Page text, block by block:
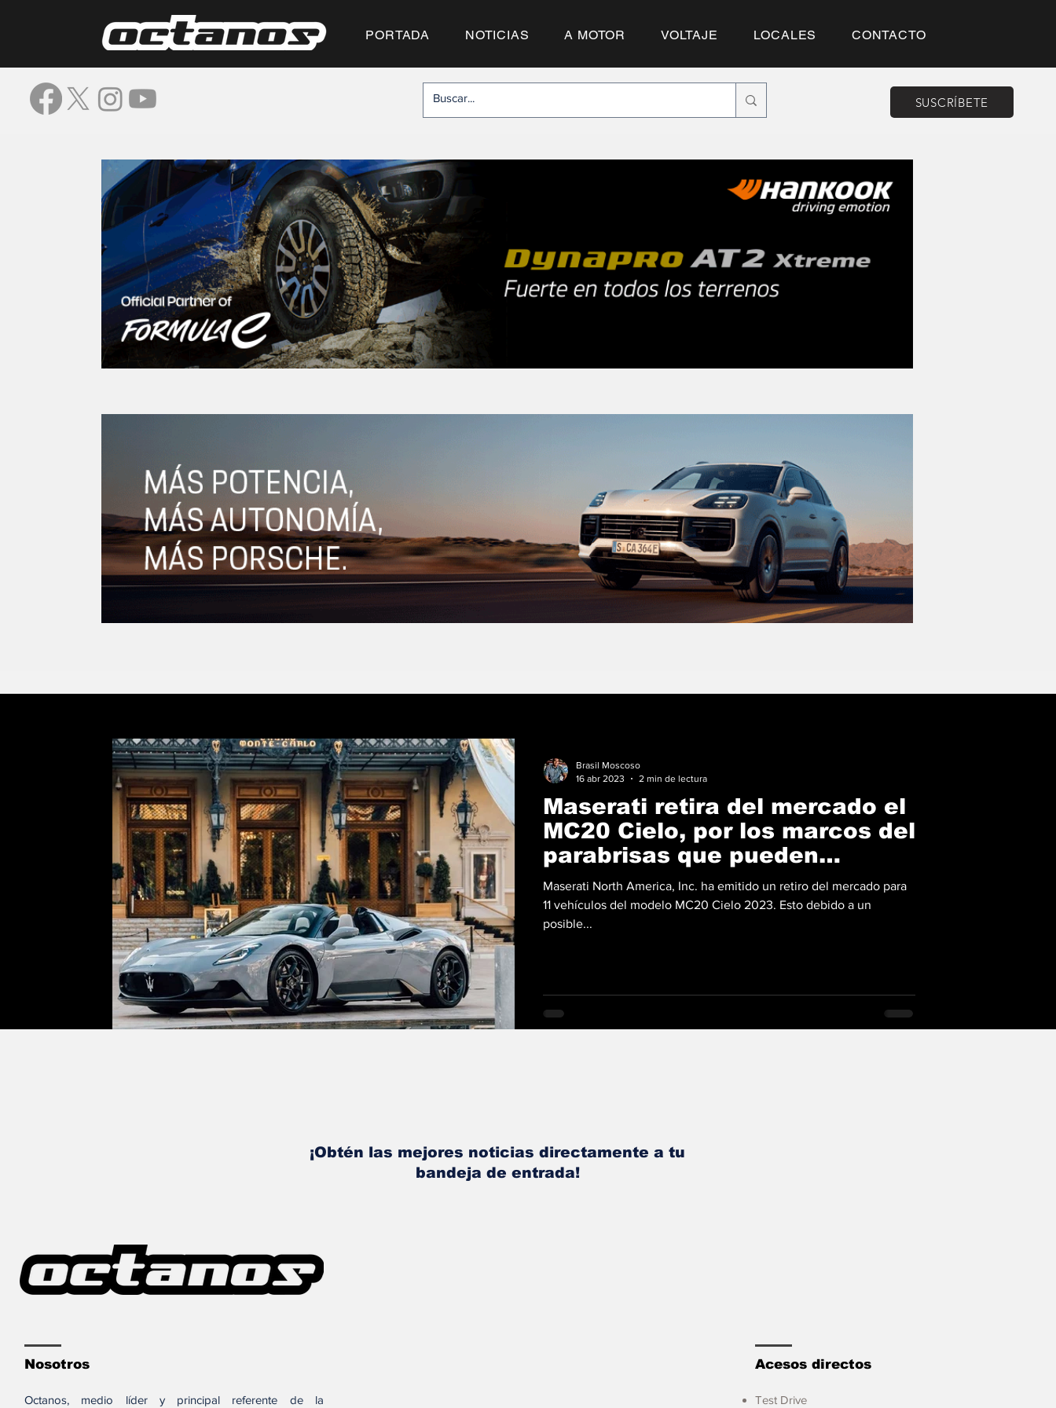
PORTADA NOTICIAS A MOTOR VOLTAJE LOCALES CONTACTO
SUSCRÍBETE
Maserati retira del mercado el
MC20 Cielo, por los marcos del
parabrisas que pueden
desprenderse
Maserati North America, Inc. ha emitido un retiro del mercado para
11 vehículos del modelo MC20 Cielo 2023. Esto debido a un
posible...
Brasil Moscoso
16 abr 2023
2 min de lectura
¡Obtén las mejores noticias directamente a tu
bandeja de entrada!
Nosotros
Octanos, medio líder y principal referente de la
Acesos directos
Test Drive